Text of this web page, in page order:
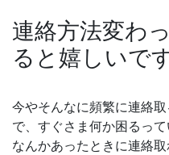
連絡方法変わ
ると嬉しいで
今やそんなに頻繁に連絡
で、すぐさま何か困るっ
なんかあったときに連絡